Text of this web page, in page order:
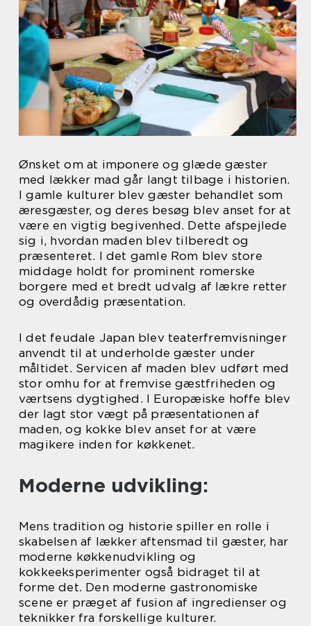
Ønsket om at imponere og glæde gæster
med lækker mad går langt tilbage i historien.
I gamle kulturer blev gæster behandlet som
æresgæster, og deres besøg blev anset for at
være en vigtig begivenhed. Dette afspejlede
sig i, hvordan maden blev tilberedt og
præsenteret. I det gamle Rom blev store
middage holdt for prominent romerske
borgere med et bredt udvalg af lækre retter
og overdådig præsentation.
I det feudale Japan blev teaterfremvisninger
anvendt til at underholde gæster under
måltidet. Servicen af maden blev udført med
stor omhu for at fremvise gæstfriheden og
værtsens dygtighed. I Europæiske hoffe blev
der lagt stor vægt på præsentationen af
maden, og kokke blev anset for at være
magikere inden for køkkenet.
Moderne udvikling:
Mens tradition og historie spiller en rolle i
skabelsen af lækker aftensmad til gæster, har
moderne køkkenudvikling og
kokkeeksperimenter også bidraget til at
forme det. Den moderne gastronomiske
scene er præget af fusion af ingredienser og
teknikker fra forskellige kulturer.